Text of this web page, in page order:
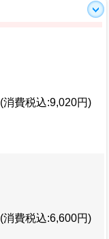
(消費税込:9,020円)
(消費税込:6,600円)